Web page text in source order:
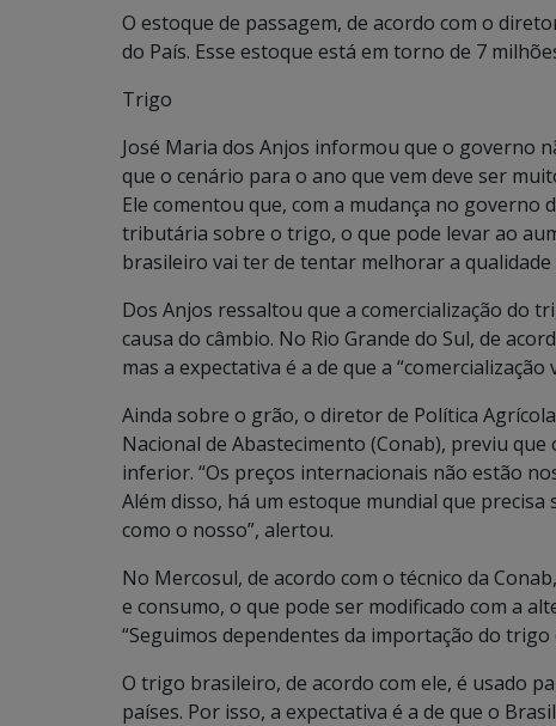
O estoque de passagem, de acordo com o
do País. Esse estoque está em torno de 7
Trigo
José Maria dos Anjos informou que o governo
que o cenário para o ano que vem deve ser
Ele comentou que, com a mudança no governo
tributária sobre o trigo, o que pode levar ao
brasileiro vai ter de tentar melhorar a
Dos Anjos ressaltou que a comercialização do
causa do câmbio. No Rio Grande do Sul, de
mas a expectativa é a de que a “comercialização
Ainda sobre o grão, o diretor de Política
Nacional de Abastecimento (Conab), previu
inferior. “Os preços internacionais não estão
Além disso, há um estoque mundial que
como o nosso”, alertou.
No Mercosul, de acordo com o técnico da
e consumo, o que pode ser modificado com a
“Seguimos dependentes da importação do trigo
O trigo brasileiro, de acordo com ele, é usado
países. Por isso, a expectativa é a de que o